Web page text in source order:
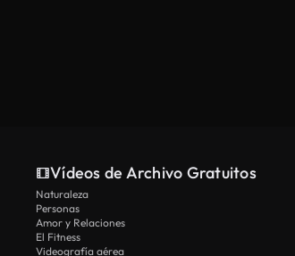
Vídeos de Archivo Gratuitos
Naturaleza
Personas
Amor y Relaciones
El Fitness
Videografía aérea